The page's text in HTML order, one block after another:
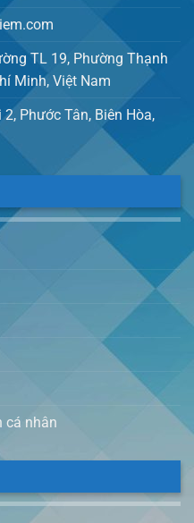
TL 19, Phường Thạnh
Minh, Việt Nam
Phước Tân, Biên Hòa,
cá nhân